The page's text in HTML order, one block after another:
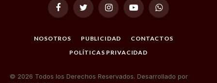
FacebookTwitter InstagramYouTubeWhatsApp
NOSOTROS PUBLICIDAD
CONTACTOS
POLÍTICAS PRIVACIDAD
© 2026 Todos los Derechos Reservados. Desarrollado por